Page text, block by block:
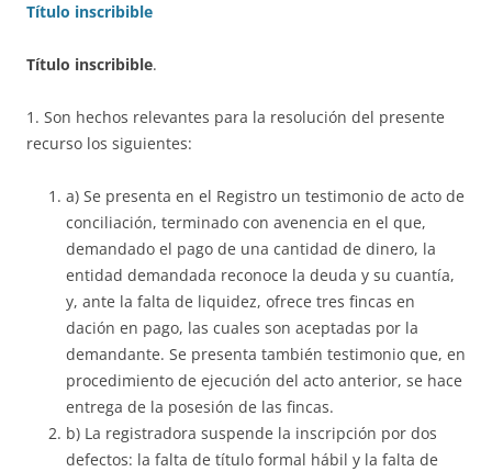
Título inscribible
Título inscribible.
1. Son hechos relevantes para la resolución del presente
recurso los siguientes:
a) Se presenta en el Registro un testimonio de acto de
conciliación, terminado con avenencia en el que,
demandado el pago de una cantidad de dinero, la
entidad demandada reconoce la deuda y su cuantía,
y, ante la falta de liquidez, ofrece tres fincas en
dación en pago, las cuales son aceptadas por la
demandante. Se presenta también testimonio que, en
procedimiento de ejecución del acto anterior, se hace
entrega de la posesión de las fincas.
b) La registradora suspende la inscripción por dos
defectos: la falta de título formal hábil y la falta de